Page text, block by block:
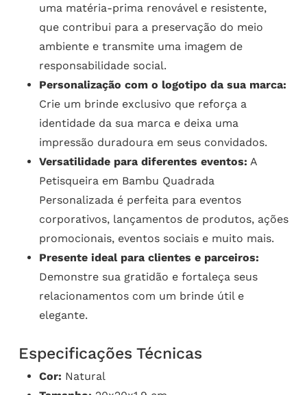
uma matéria-prima renovável e resistente,
que contribui para a preservação do meio
ambiente e transmite uma imagem de
responsabilidade social.
Personalização com o logotipo da sua marca:
Crie um brinde exclusivo que reforça a
identidade da sua marca e deixa uma
impressão duradoura em seus convidados.
Versatilidade para diferentes eventos: A
Petisqueira em Bambu Quadrada
Personalizada é perfeita para eventos
corporativos, lançamentos de produtos, ações
promocionais, eventos sociais e muito mais.
Presente ideal para clientes e parceiros:
Demonstre sua gratidão e fortaleça seus
relacionamentos com um brinde útil e
elegante.
Especificações Técnicas
Cor: Natural